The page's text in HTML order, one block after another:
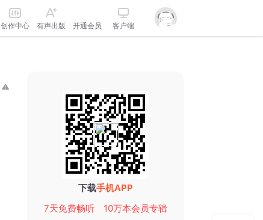
创作中心 有声出版 开通会员 客户端
下载手机APP
7天免费畅听
10万本会员专辑